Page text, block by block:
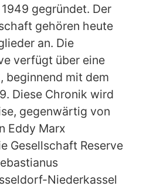
gegründet. Der
gehören heute
an. Die
verfügt über eine
beginnend mit dem
Diese Chronik wird
gegenwärtig von
Eddy Marx
Gesellschaft Reserve
Niederkassel